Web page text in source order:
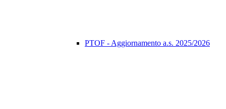
PTOF - Aggiornamento a.s. 2025/2026